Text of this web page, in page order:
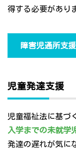
得する必要があり
障害児通所支
児童発達支援
児童福祉法に基づ
入学までの未就学
発達の遅れが気に